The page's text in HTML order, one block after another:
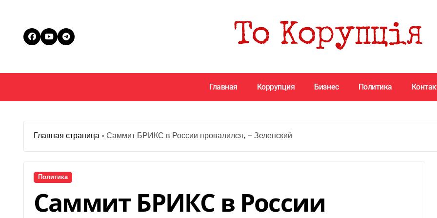
Главная Коррупция Бизнес Политика
Главная страница » Саммит БРИКС в России провалился, — Зеленский
Политика
Саммит БРИКС в России